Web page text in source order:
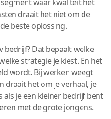
waar kwaliteit het
draait het niet om de
beste oplossing.
bedrijf? Dat bepaalt welke
strategie je kiest. En het
wordt. Bij werken weegt
draait het om je verhaal, je
als je een kleiner bedrijf bent
met de grote jongens.